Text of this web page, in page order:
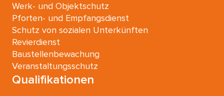
Werk- und Objektschutz
Pforten- und Empfangsdienst
Schutz von sozialen Unterkünften
Revierdienst
Baustellenbewachung
Veranstaltungsschutz
Qualifikationen